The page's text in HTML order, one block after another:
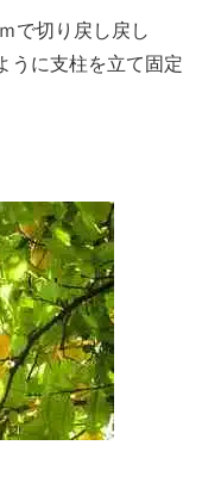
で切り戻し戻し
うに支柱を立て固定